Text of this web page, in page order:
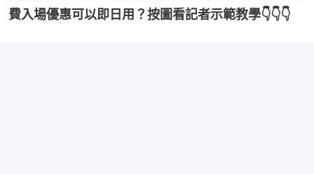
費入場優惠可以即日用？按圖看記者示範教學👇👇👇